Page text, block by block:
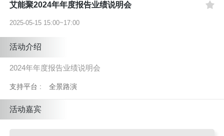
艾能聚2024年年度报告业绩说明会
2025-05-15 15:00~17:00
活动介绍
2024年年度报告业绩说明会
支持平台 : 全景路演
活动嘉宾